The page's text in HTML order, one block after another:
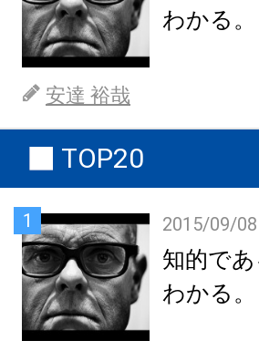
わかる。
安達 裕哉
TOP20
1 2015/09/08
知的で
わかる。